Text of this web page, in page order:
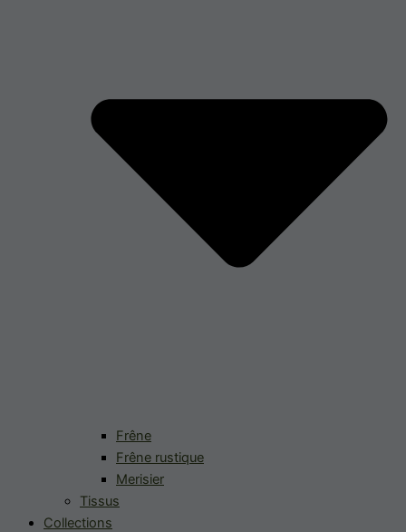
Frêne
Frêne rustique
Merisier
Tissus
Collections